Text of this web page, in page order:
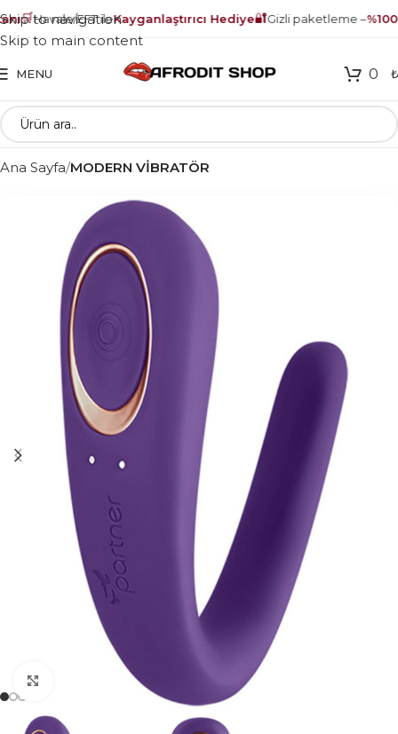
🛒Havale/EFT ileKayganlaştırıcı Hediye🔐Gizli paketleme –%100
Skip to navigation
Skip to main content
MENU 0 ₺
Ana Sayfa MODERN VİBRATÖR
Click to enlarge